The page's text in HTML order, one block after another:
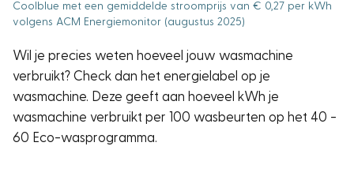
Coolblue met een gemiddelde stroomprijs van € 0,27 per kWh
volgens ACM Energiemonitor (augustus 2025)
Wil je precies weten hoeveel jouw wasmachine
verbruikt? Check dan het energielabel op je
wasmachine. Deze geeft aan hoeveel kWh je
wasmachine verbruikt per 100 wasbeurten op het 40 -
60 Eco-wasprogramma.